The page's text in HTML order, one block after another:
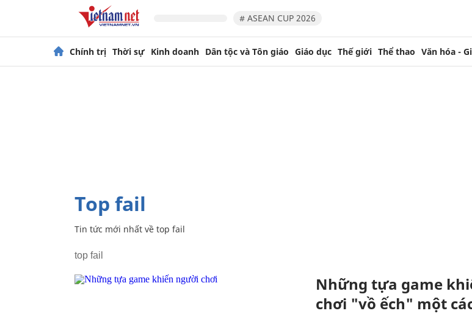
# ASEAN CUP 2026
Chính trị Thời sự Kinh doanh Dân tộc và Tôn giáo Giáo dục Thế giới Thể thao Văn hóa -
top fail
Tin tức mới nhất về top fail
top fail
Những tựa game
chơi "vồ ếch" một